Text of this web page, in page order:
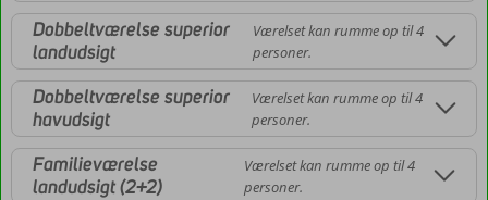
Dobbeltværelse superior
landudsigt
Værelset kan rumme op til 4
personer.
Dobbeltværelse superior
havudsigt
Værelset kan rumme op til 4
personer.
Familieværelse
landudsigt (2+2)
Værelset kan rumme op til 4
personer.